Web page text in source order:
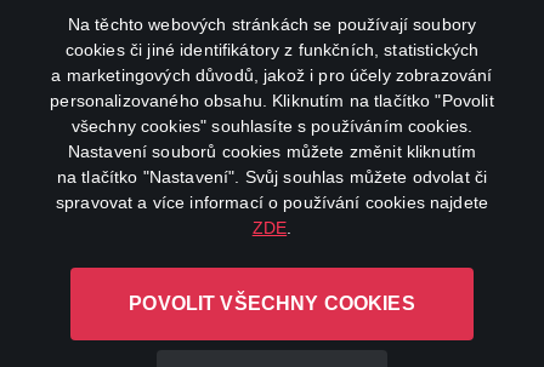
Na těchto webových stránkách se používají soubory
cookies či jiné identifikátory z funkčních, statistických
a marketingových důvodů, jakož i pro účely zobrazování
personalizovaného obsahu. Kliknutím na tlačítko "Povolit
všechny cookies" souhlasíte s používáním cookies.
Nastavení souborů cookies můžete změnit kliknutím
na tlačítko "Nastavení". Svůj souhlas můžete odvolat či
spravovat a více informací o používání cookies najdete
ZDE
POVOLIT VŠECHNY COOKIES
facebookinstagram
youtube
L-1246 Luxembourg R.C.S.